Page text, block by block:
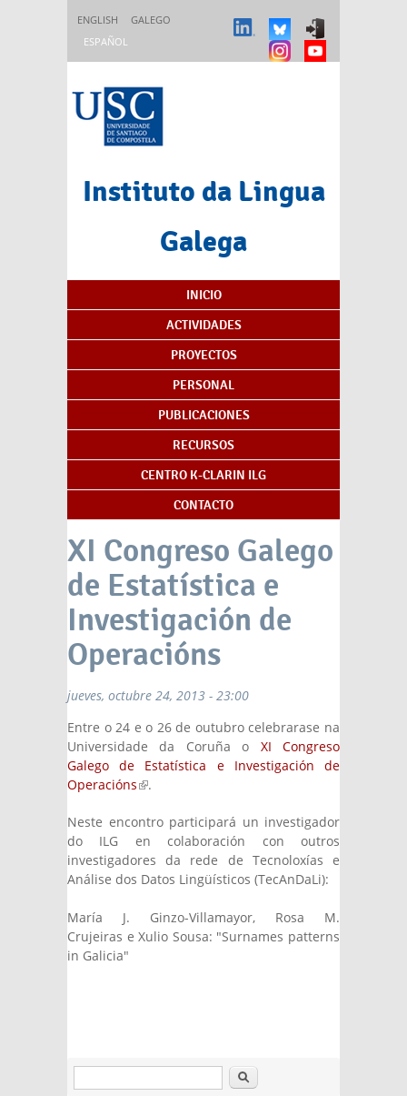
ENGLISH
GALEGO
ESPAÑOL
Instituto da Lingua
Galega
Índice de contenidos
INICIO
ACTIVIDADES
PROYECTOS
PERSONAL
PUBLICACIONES
RECURSOS
CENTRO K-CLARIN ILG
CONTACTO
XI Congreso Galego
de Estatística e
Investigación de
Operacións
jueves, octubre 24, 2013 - 23:00
Entre o 24 e o 26 de outubro celebrarase na
Universidade da Coruña o XI Congreso
Galego de Estatística e Investigación de
Operacións(link is external)
.
Neste encontro participará un investigador
do ILG en colaboración con outros
investigadores da rede de Tecnoloxías e
Análise dos Datos Lingüísticos (TecAnDaLi):
María J. Ginzo-Villamayor, Rosa M.
Crujeiras e Xulio Sousa: "Surnames patterns
in Galicia"
Buscar